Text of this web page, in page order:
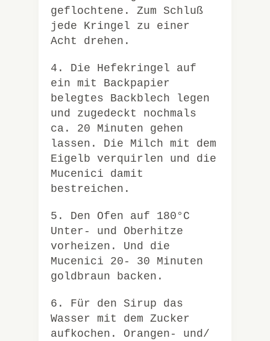
geflochtene. Zum Schluß
jede Kringel zu einer
Acht drehen.
4. Die Hefekringel auf
ein mit Backpapier
belegtes Backblech legen
und zugedeckt nochmals
ca. 20 Minuten gehen
lassen. Die Milch mit dem
Eigelb verquirlen und die
Mucenici damit
bestreichen.
5. Den Ofen auf 180°C
Unter- und Oberhitze
vorheizen. Und die
Mucenici 20- 30 Minuten
goldbraun backen.
6. Für den Sirup das
Wasser mit dem Zucker
aufkochen. Orangen- und/